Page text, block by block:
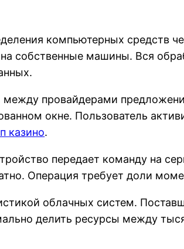
компьютерных средств
собственные машины. Вся
провайдерами
окне. Пользователь
казино.
передает команду на
Операция требует доли
облачных систем.
делить ресурсы между